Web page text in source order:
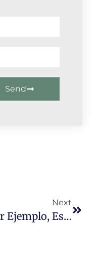
Send
Next
Por Ejemplo, Especi­fica La Citacion En Aquel Lugar Que Fue Tan Relevante Para